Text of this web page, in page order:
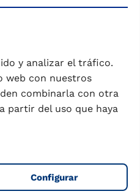
y analizar el tráfico.
web con nuestros
combinarla con otra
partir del uso que haya
Configurar
cereales o el muesli sin
versiones más
naturales o
de fibra y mayor
sea posible la pieza
de
El desayuno es un buen
vaso de leche con